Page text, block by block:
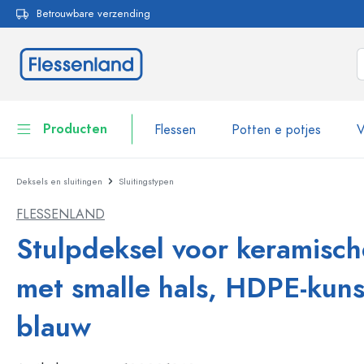
Ga naar de hoofdnavigatie
Betrouwbare verzending
Producten Flessen Potten e potjes
Flessen
Voorraadverpakkingen
Servies
Flessen per merk
WECK flessen
Deksels en sluitingen Sluitingstypen
FLESSENLAND
Stulpdeksel voor
met smalle hals, HDPE-
blauw